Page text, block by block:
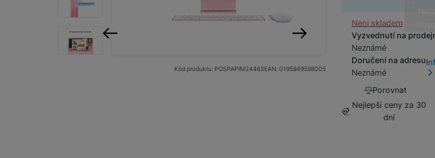
Počítače a notebooky
Péče o zdraví a tělo
Není skladem
Vyzvednutí na
Neznámé
Doručení na adresu
Neznámé
Porovnat
Nejlepší ceny za 30
dní
Kód produktu: POSPAPIM24463EAN: 0195949598005